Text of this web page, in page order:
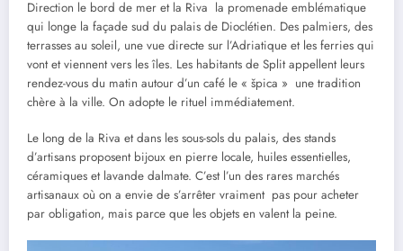
Direction le bord de mer et la Riva la promenade emblématique
qui longe la façade sud du palais de Dioclétien. Des palmiers, des
terrasses au soleil, une vue directe sur l’Adriatique et les ferries qui
vont et viennent vers les îles. Les habitants de Split appellent leurs
rendez-vous du matin autour d’un café le « špica » une tradition
chère à la ville. On adopte le rituel immédiatement.
Le long de la Riva et dans les sous-sols du palais, des stands
d’artisans proposent bijoux en pierre locale, huiles essentielles,
céramiques et lavande dalmate. C’est l’un des rares marchés
artisanaux où on a envie de s’arrêter vraiment pas pour acheter
par obligation, mais parce que les objets en valent la peine.